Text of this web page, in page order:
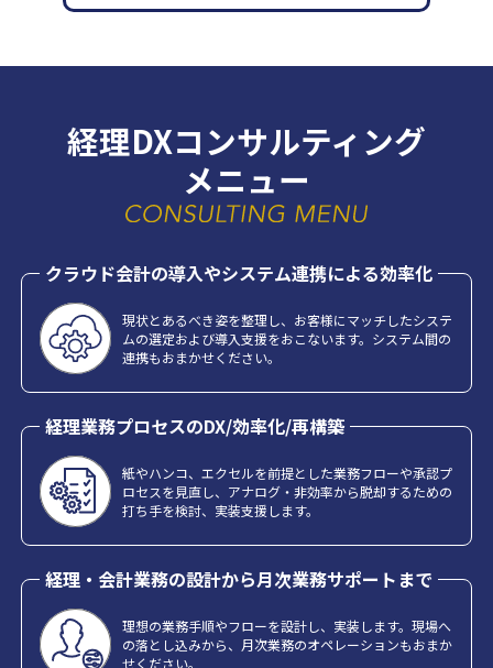
経理DXコンサルティング
メニュー
クラウド会計の導入やシステム連携による効率化
現状とあるべき姿を整理し、お客様にマッチしたシステ
ムの選定および導入支援をおこないます。システム間の
連携もおまかせください。
経理業務プロセスのDX/効率化/再構築
紙やハンコ、エクセルを前提とした業務フローや承認プ
ロセスを見直し、アナログ・非効率から脱却するための
打ち手を検討、実装支援します。
経理・会計業務の設計から月次業務サポートまで
理想の業務手順やフローを設計し、実装します。現場へ
の落とし込みから、月次業務のオペレーションもおまか
せください。